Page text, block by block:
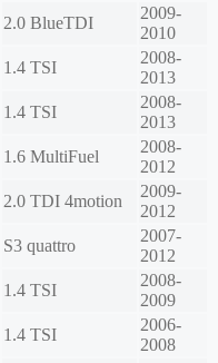
2.0 BlueTDI
2009-
2010
1.4 TSI
2008-
2013
1.4 TSI
2008-
2013
1.6 MultiFuel
2008-
2012
2.0 TDI 4motion
2009-
2012
S3 quattro
2007-
2012
1.4 TSI
2008-
2009
1.4 TSI
2006-
2008